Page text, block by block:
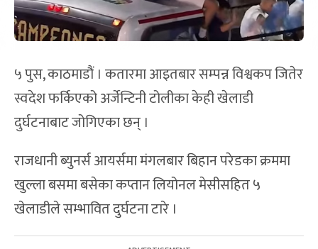
५ पुस, काठमाडौं । कतारमा आइतबार सम्पन्न विश्वकप जितेर
स्वदेश फर्किएको अर्जेन्टिनी टोलीका केही खेलाडी
दुर्घटनाबाट जोगिएका छन् ।
राजधानी ब्युनर्स आयर्समा मंगलबार बिहान परेडका क्रममा
खुल्ला बसमा बसेका कप्तान लियोनल मेसीसहित ५
खेलाडीले सम्भावित दुर्घटना टारे ।